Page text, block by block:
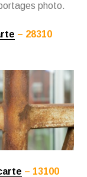
photo.
– 28310
– 13100